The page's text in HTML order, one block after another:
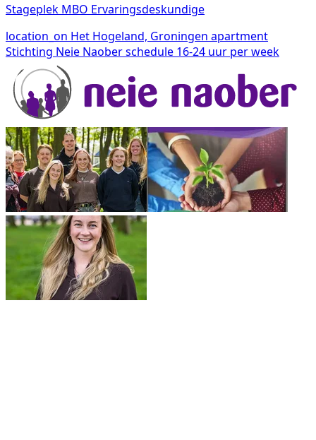
Stageplek MBO Ervaringsdeskundige
location_on Het Hogeland, Groningen apartment
Stichting Neie Naoberschedule 16-24 uur per week